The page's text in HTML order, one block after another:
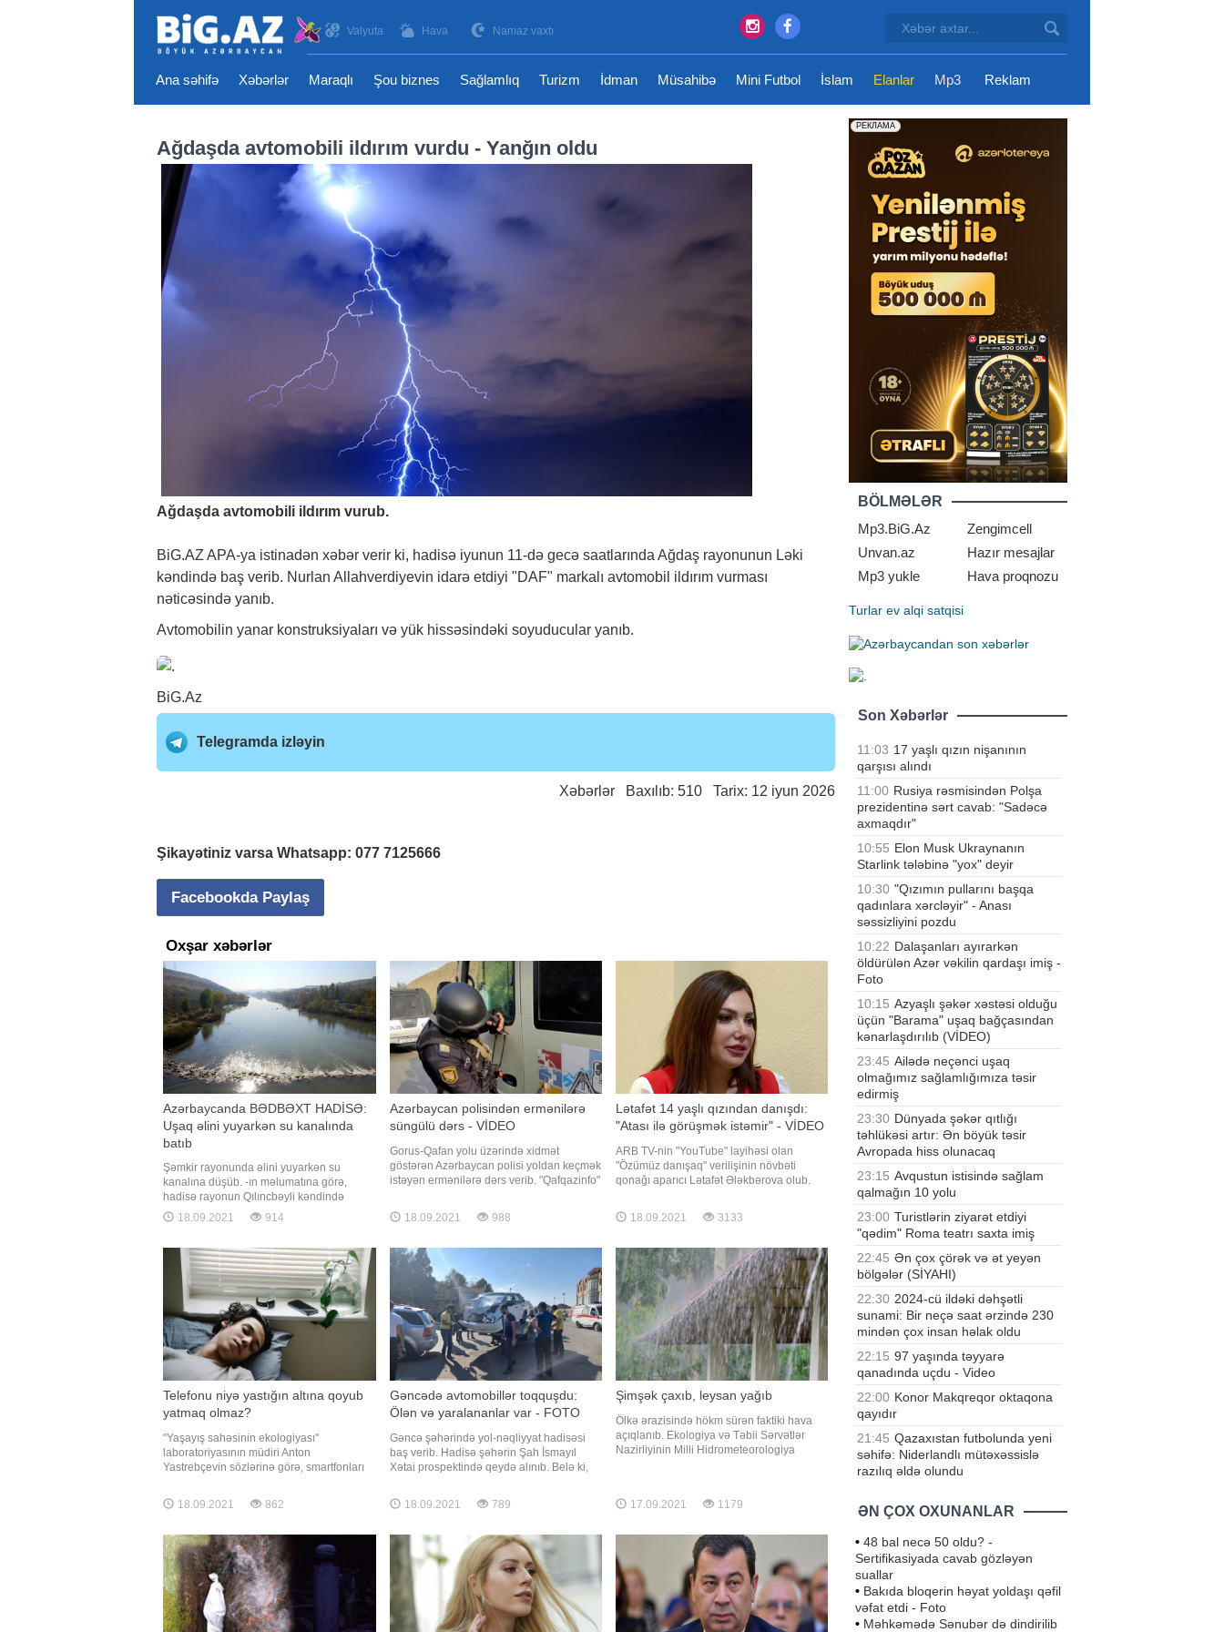
Valyuta Hava Namaz vaxtı
Ana səhifə Xəbərlər Maraqlı Şou biznes Sağlamlıq Turizm İdman Müsahibə Mini Futbol İslam Elanlar Mp3 Reklam
Ağdaşda avtomobili ildırım vurdu - Yanğın oldu
Ağdaşda avtomobili ildırım vurub.
BiG.AZ APA-ya istinadən xəbər verir ki, hadisə iyunun 11-də gecə saatlarında Ağdaş rayonunun Ləki
kəndində baş verib. Nurlan Allahverdiyevin idarə etdiyi "DAF" markalı avtomobil ildırım vurması
nəticəsində yanıb.
Avtomobilin yanar konstruksiyaları və yük hissəsindəki soyuducular yanıb.
BiG.Az
Telegramda izləyin
Xəbərlər Baxılıb: 510 Tarix: 12 iyun 2026
Şikayətiniz varsa Whatsapp: 077 7125666
Facebookda Paylaş
Oxşar xəbərlər
Azərbaycanda BƏDBƏXT HADİSƏ:
Uşaq əlini yuyarkən su kanalında
batıb
Şəmkir rayonunda əlini yuyarkən su
kanalına düşüb. -ın məlumatına görə,
hadisə rayonun Qılıncbəyli kəndində
qeydə alınıb. 2012-ci il təvəllüdlü Nihat
Tağıyev kənd ərazisində yerləşən kanalda
Onun meyiti sudan çıxarılaraq aidiyyəti
üzrə təhvil verilib. Faktla bağl
18.09.2021 914
Azərbaycan polisindən ermənilərə
süngülü dərs - VİDEO
Gorus-Qafan yolu üzərində xidmət
göstərən Azərbaycan polisi yoldan keçmək
istəyən ermənilərə dərs verib. "Qafqazinfo"
görüntülərdə üzərində qondarma
respublikanın "bayrağ"ı olan avtomobilin
görünür. Postd
18.09.2021 988
Lətafət 14 yaşlı qızından danışdı:
"Atası ilə görüşmək istəmir" - VİDEO
ARB TV-nin "YouTube" layihəsi olan
"Özümüz danışaq" verilişinin növbəti
qonağı aparıcı Lətafət Ələkbərova olub.
çətin olduğunu deyib:. "Qızım artıq məni
başa düşür. Çox yaxşı dost olmuşuq.
1
18.09.2021 3133
Telefonu niyə yastığın altına qoyub
yatmaq olmaz?
"Yaşayış sahəsinin ekologiyası"
laboratoriyasının müdiri Anton
Yastrebçevin sözlərinə görə, smartfonları
istinadən xəbər verir ki, ekspert səbəb kimi
telefonlardan gələn radiasiyanın bəzən
telefonları
18.09.2021 862
Gəncədə avtomobillər toqquşdu:
Ölən və yaralananlar var - FOTO
Gəncə şəhərində yol-nəqliyyat hadisəsi
baş verib. Hadisə şəhərin Şah İsmayıl
Xətai prospektində qeydə alınıb. Belə ki,
avtomobili ilə KİA markalı avtomobil
toqquşub. Daha sonra avtomobillərdən biri
biri ölüb, digəri is
18.09.2021 789
Şimşək çaxıb, leysan yağıb
Ölkə ərazisində hökm sürən faktiki hava
açıqlanıb. Ekologiya və Təbii Sərvətlər
Nazirliyinin Milli Hidrometeorologiya
Qusar, Oğuz, Kişçay (Şəki), Balakən,
17.09.2021 1179
BÖLMƏLƏR
Mp3.BiG.Az
Zengimcell
Unvan.az
Hazır mesajlar
Mp3 yukle
Hava proqnozu
Turlar ev alqi satqisi
Son Xəbərlər
11:03 17 yaşlı qızın nişanının
qarşısı alındı
11:00 Rusiya rəsmisindən Polşa
prezidentinə sərt cavab: "Sadəcə
axmaqdır"
10:55 Elon Musk Ukraynanın
Starlink tələbinə "yox" deyir
10:30 "Qızımın pullarını başqa
qadınlara xərcləyir" - Anası
səssizliyini pozdu
10:22 Dalaşanları ayırarkən
öldürülən Azər vəkilin qardaşı imiş -
Foto
10:15 Azyaşlı şəkər xəstəsi olduğu
üçün "Barama" uşaq bağçasından
kənarlaşdırılıb (VİDEO)
23:45 Ailədə neçənci uşaq
olmağımız sağlamlığımıza təsir
edirmiş
23:30 Dünyada şəkər qıtlığı
təhlükəsi artır: Ən böyük təsir
Avropada hiss olunacaq
23:15 Avqustun istisində sağlam
qalmağın 10 yolu
23:00 Turistlərin ziyarət etdiyi
"qədim" Roma teatrı saxta imiş
22:45 Ən çox çörək və ət yeyən
bölgələr (SİYAHI)
22:30 2024-cü ildəki dəhşətli
sunami: Bir neçə saat ərzində 230
mindən çox insan həlak oldu
22:15 97 yaşında təyyarə
qanadında uçdu - Video
22:00 Konor Makqreqor oktaqona
qayıdır
21:45 Qazaxıstan futbolunda yeni
səhifə: Niderlandlı mütəxəssislə
razılıq əldə olundu
ƏN ÇOX OXUNANLAR
• 48 bal necə 50 oldu? -
Sertifikasiyada cavab gözləyən
suallar
• Bakıda bloqerin həyat yoldaşı qəfil
vəfat etdi - Foto
• Məhkəmədə Sənubər də dindirilib